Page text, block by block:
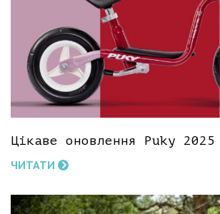
Цікаве оновлення Puky 2025
ЧИТАТИ